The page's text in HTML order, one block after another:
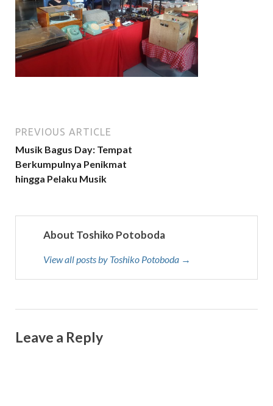
PREVIOUS ARTICLE
Musik Bagus Day: Tempat
Berkumpulnya Penikmat
hingga Pelaku Musik
About Toshiko Potoboda
View all posts by Toshiko Potoboda →
Leave a Reply